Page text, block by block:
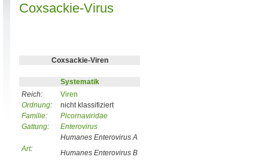
Coxsackie-Virus
Coxsackie-Viren
Systematik
Reich:
Viren
Ordnung:
nicht klassifiziert
Familie:
Picornaviridae
Gattung: Enterovirus
Art:
Humanes Enterovirus A
Humanes Enterovirus B